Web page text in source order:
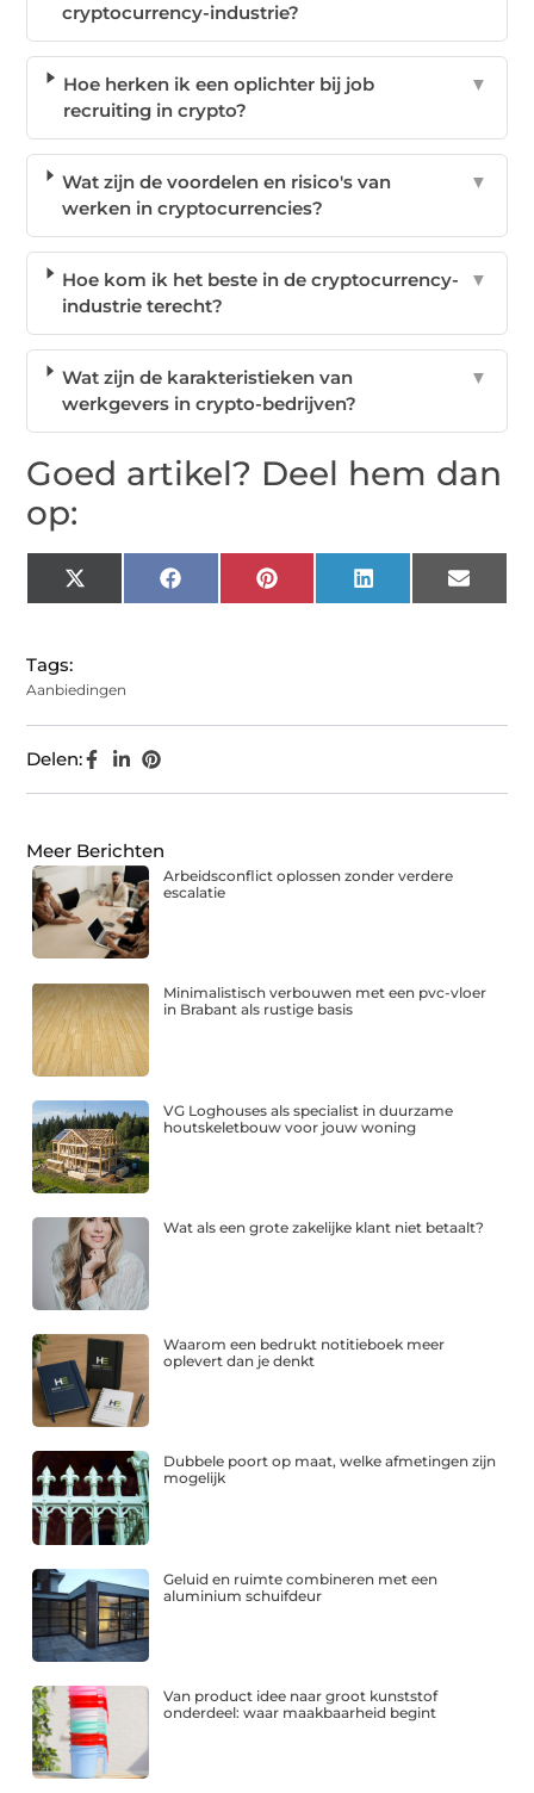
cryptocurrency-industrie?
Hoe herken ik een oplichter bij job
recruiting in crypto?
▼
Wat zijn de voordelen en risico's van
werken in cryptocurrencies?
▼
Hoe kom ik het beste in de cryptocurrency-
industrie terecht?
▼
Wat zijn de karakteristieken van
werkgevers in crypto-bedrijven?
▼
Goed artikel? Deel hem dan
op:
X
(Twitter)
Facebook Pinterest LinkedIn Email
Tags:
Aanbiedingen
Delen:
Meer Berichten
Arbeidsconflict oplossen zonder verdere
escalatie
Minimalistisch verbouwen met een pvc-vloer
in Brabant als rustige basis
VG Loghouses als specialist in duurzame
houtskeletbouw voor jouw woning
Wat als een grote zakelijke klant niet betaalt?
Waarom een bedrukt notitieboek meer
oplevert dan je denkt
Dubbele poort op maat, welke afmetingen zijn
mogelijk
Geluid en ruimte combineren met een
aluminium schuifdeur
Van product idee naar groot kunststof
onderdeel: waar maakbaarheid begint